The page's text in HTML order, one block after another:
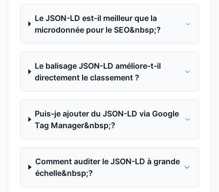
Le JSON-LD est-il meilleur que la
microdonnée pour le SEO&nbsp;?
Le balisage JSON-LD améliore-t-il
directement le classement ?
Puis-je ajouter du JSON-LD via Google
Tag Manager&nbsp;?
Comment auditer le JSON-LD à grande
échelle&nbsp;?